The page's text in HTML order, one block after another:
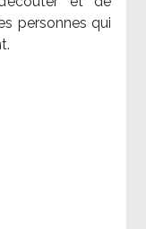
personnes qui